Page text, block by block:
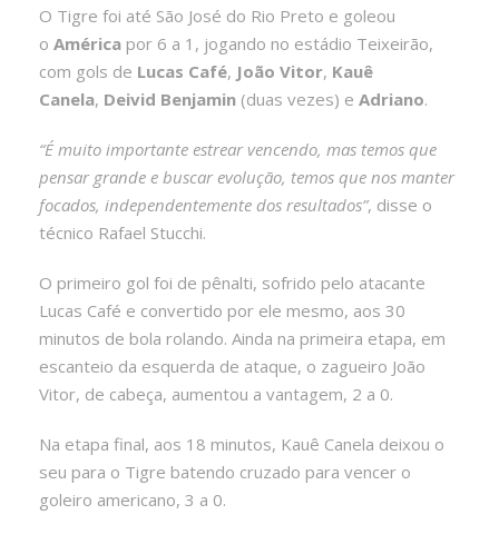
O Tigre foi até São José do Rio Preto e goleou
o América por 6 a 1, jogando no estádio Teixeirão,
com gols de Lucas Café, João Vitor, Kauê
Canela, Deivid Benjamin (duas vezes) e Adriano.
“É muito importante estrear vencendo, mas temos que
pensar grande e buscar evolução, temos que nos manter
focados, independentemente dos resultados”, disse o
técnico Rafael Stucchi.
O primeiro gol foi de pênalti, sofrido pelo atacante
Lucas Café e convertido por ele mesmo, aos 30
minutos de bola rolando. Ainda na primeira etapa, em
escanteio da esquerda de ataque, o zagueiro João
Vitor, de cabeça, aumentou a vantagem, 2 a 0.
Na etapa final, aos 18 minutos, Kauê Canela deixou o
seu para o Tigre batendo cruzado para vencer o
goleiro americano, 3 a 0.